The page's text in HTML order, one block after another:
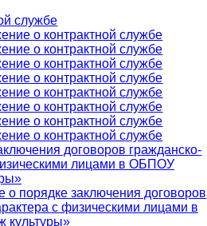
службе
о контрактной службе
о контрактной службе
о контрактной службе
о контрактной службе
о контрактной службе
о контрактной службе
о контрактной службе
о контрактной службе
договоров гражданско-
лицами в ОБПОУ
порядке заключения договоров
с физическими лицами в
культуры»